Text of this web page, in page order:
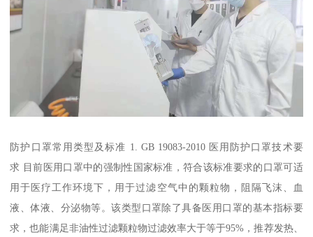
防护口罩常用类型及标准 1. GB 19083-2010 医用防护口罩技术要
求 目前医用口罩中的强制性国家标准，符合该标准要求的口罩可适
用于医疗工作环境下，用于过滤空气中的颗粒物，阻隔飞沫、血
液、体液、分泌物等。该类型口罩除了具备医用口罩的基本指标要
求，也能满足非油性过滤颗粒物过滤效率大于等于95%，推荐发热、